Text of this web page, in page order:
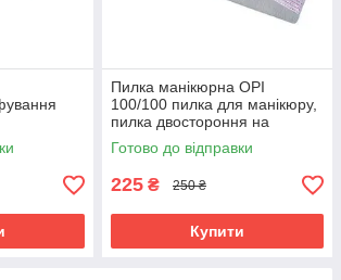
Пилка манікюрна OPI
100/100 пилка для манікюру,
пилка двостороння на
паперовій основі, пилка для
нігтів
Готово до відправки
225 ₴ 250 ₴
Купити